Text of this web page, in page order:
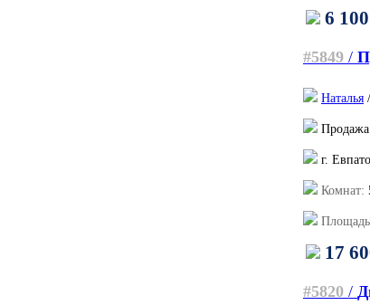
6
#5849 /
Наталья /
г.
Комнат:
17
#5820 /